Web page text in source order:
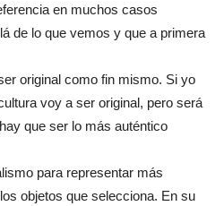
en muchos casos
de lo que vemos y que a primera
original como fin mismo. Si yo
voy a ser original, pero será
que ser lo más auténtico
para representar más
objetos que selecciona. En su